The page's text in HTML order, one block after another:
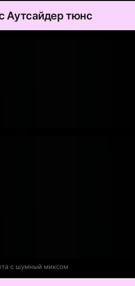
Аутсайдер тюнс
с шумный миксом